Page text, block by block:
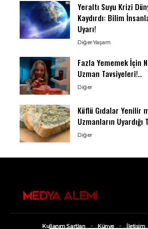
Yeraltı Suyu Krizi
Kaydırdı: Bilim
Uyarı!
DiğerYaşam
Fazla Yememek İçin
Uzman Tavsiyeleri!..
Diğer
Küflü Gıdalar Yenilir
Uzmanların
Diğer
Kullanım Şartları Künye İletişim